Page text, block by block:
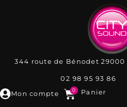
344 route de Bénodet 29000
02 98 95 93 86
Mon compte
0 Panier